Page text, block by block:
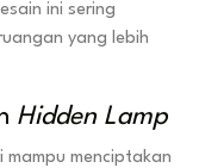
ini sering
yang lebih
Hidden Lamp
menciptakan